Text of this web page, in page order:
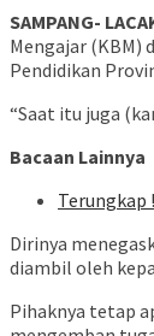
SAMPANG-
Mengajar (KBM)
Pendidikan
“Saat itu juga
Bacaan Lainnya
Terungkap
Dirinya
diambil oleh
Pihaknya tetap